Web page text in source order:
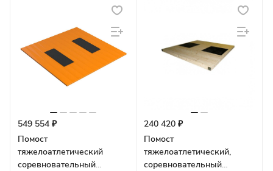
549 554 ₽
Помост
тяжелоатлетический
соревновательный
240 420 ₽
Помост
тяжелоатлетический,
соревновательный